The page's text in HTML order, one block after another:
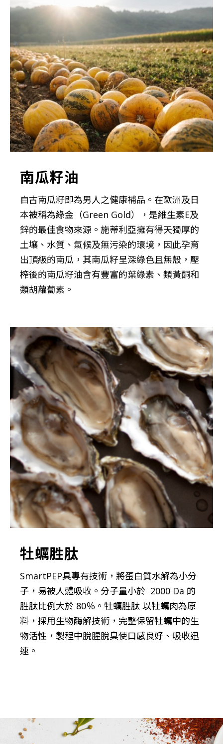
南瓜籽油
自古南瓜籽即為男人之健康補品。在歐洲及日
本被稱為綠金（Green Gold），是維生素E及
鋅的最佳食物來源。施蒂利亞擁有得天獨厚的
土壤、水質、氣候及無污染的環境，因此孕育
出頂級的南瓜，其南瓜籽呈深綠色且無殼，壓
榨後的南瓜籽油含有豐富的葉綠素、類黃酮和
類胡蘿蔔素。
牡蠣胜肽
SmartPEP具專有技術，將蛋白質水解為小分
子，易被人體吸收。分子量小於 2000 Da 的
胜肽比例大於 80％。牡蠣胜肽 以牡蠣肉為原
料，採用生物酶解技術，完整保留牡蠣中的生
物活性，製程中脫腥脫臭使口感良好、吸收迅
速。